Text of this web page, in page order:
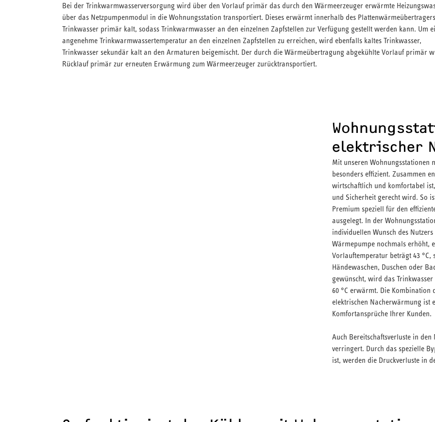
Bei der Trinkwarmwasserversorgung wird über den Vorlauf primär das durch den Wärmeerzeuger erwärmte
über das Netzpumpenmodul in die Wohnungsstation transportiert. Dieses erwärmt innerhalb des
Trinkwasser primär kalt, sodass Trinkwarmwasser an den einzelnen Zapfstellen zur Verfügung gestellt werden kann. Um
angenehme Trinkwarmwassertemperatur an den einzelnen Zapfstellen zu erreichen, wird ebenfalls kaltes Trinkwasser,
Trinkwasser sekundär kalt an den Armaturen beigemischt. Der durch die Wärmeübertragung abgekühlte Vorlauf primär
Rücklauf primär zur erneuten Erwärmung zum Wärmeerzeuger zurücktransportiert.
elektrischer
Mit unseren Wohnungsstationen
besonders effizient. Zusammen
wirtschaftlich und komfortabel
und Sicherheit gerecht wird. So
Premium speziell für den
ausgelegt. In der
individuellen Wunsch des
Wärmepumpe nochmals erhöht,
Vorlauftemperatur beträgt 43
Händewaschen, Duschen oder
gewünscht, wird das
60 °C erwärmt. Die
elektrischen Nacherwärmung ist
Komfortansprüche Ihrer Kunden.
Auch Bereitschaftsverluste in
verringert. Durch das spezielle
ist, werden die Druckverluste in